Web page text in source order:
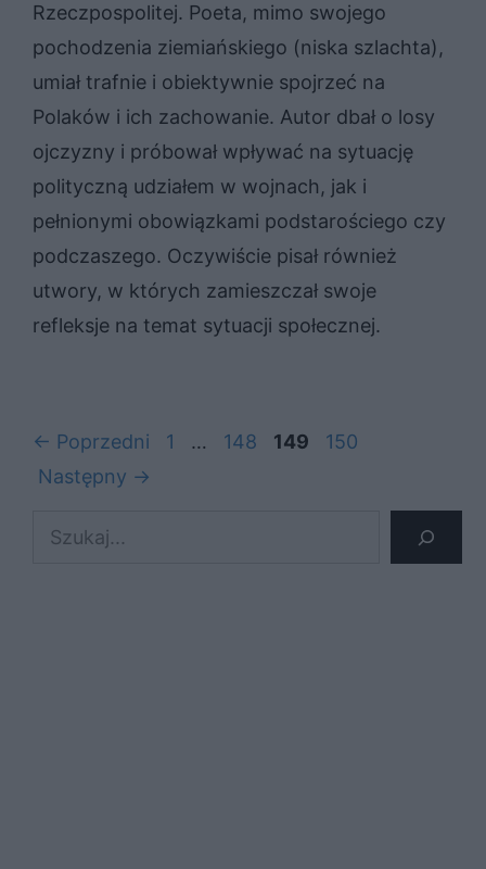
Rzeczpospolitej. Poeta, mimo swojego
pochodzenia ziemiańskiego (niska szlachta),
umiał trafnie i obiektywnie spojrzeć na
Polaków i ich zachowanie. Autor dbał o losy
ojczyzny i próbował wpływać na sytuację
polityczną udziałem w wojnach, jak i
pełnionymi obowiązkami podstarościego czy
podczaszego. Oczywiście pisał również
utwory, w których zamieszczał swoje
refleksje na temat sytuacji społecznej.
← Poprzedni Strona
1 … Strona
148 Strona
149 Strona
150
Następny →
Szukaj